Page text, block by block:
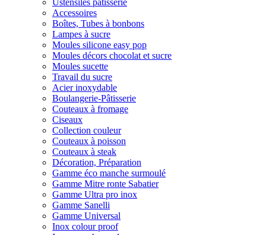
Ustensiles pâtisserie
Accessoires
Boîtes, Tubes à bonbons
Lampes à sucre
Moules silicone easy pop
Moules décors chocolat et sucre
Moules sucette
Travail du sucre
Acier inoxydable
Boulangerie-Pâtisserie
Couteaux à fromage
Ciseaux
Collection couleur
Couteaux à poisson
Couteaux à steak
Décoration, Préparation
Gamme éco manche surmoulé
Gamme Mitre ronte Sabatier
Gamme Ultra pro inox
Gamme Sanelli
Gamme Universal
Inox colour proof